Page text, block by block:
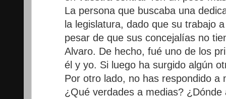
La persona que buscaba una
la legislatura, dado que su trabajo
pesar de que sus concejalías no
Alvaro. De hecho, fué uno de los
él y yo. Si luego ha surgido algún
Por otro lado, no has respondido a
¿Qué verdades a medias?